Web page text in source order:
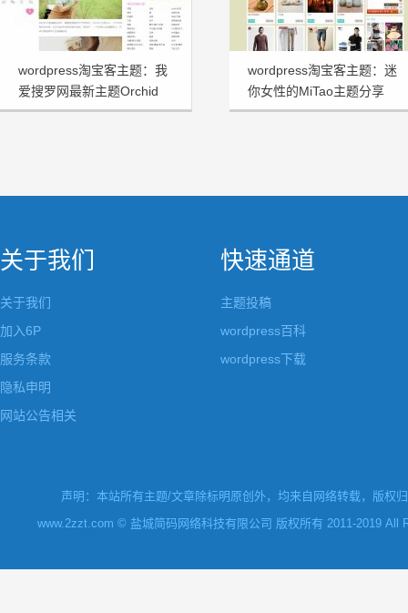
wordpress淘宝客主题：我
爱搜罗网最新主题Orchid
v3.0主题分享
wordpress淘宝客主题：迷
你女性的MiTao主题分享
关于我们
关于我们
加入6P
服务条款
隐私申明
网站公告相关
快速通道
主题投稿
wordpress百科
wordpress下载
声明：本站所有主题/文章除标明原创外，均来自网络转载，版权
www.2zzt.com © 盐城简码网络科技有限公司 版权所有 2011-2019